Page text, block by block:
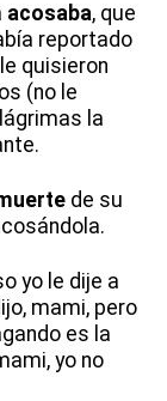
acosaba, que
reportado
quisieron
(no le
la
de su
yo le dije a
mami, pero
es la
yo no